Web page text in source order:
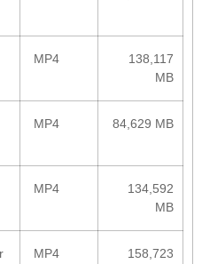
MP4
138,117
MB
MP4 84,629 MB
MP4
134,592
MB
MP4
158,723